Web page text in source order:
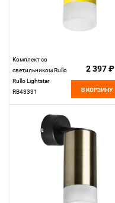
Комплект со
светильником Rullo
Rullo Lightstar
RB43331
2 397 ₽
В КОРЗИНУ